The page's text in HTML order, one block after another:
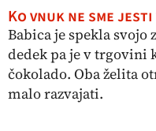
Ko vnuk ne sme jesti
Babica je spekla
dedek pa je v
čokolado. Oba želita
malo razvajati.